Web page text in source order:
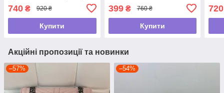
740 ₴ 920 ₴
Купити
399₴ 760 ₴
Купити
720
Акційні пропозиції та новинки
–57% –54%